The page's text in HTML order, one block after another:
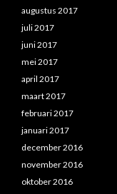
augustus 2017
juli 2017
juni 2017
mei 2017
april 2017
maart 2017
februari 2017
januari 2017
december 2016
november 2016
oktober 2016